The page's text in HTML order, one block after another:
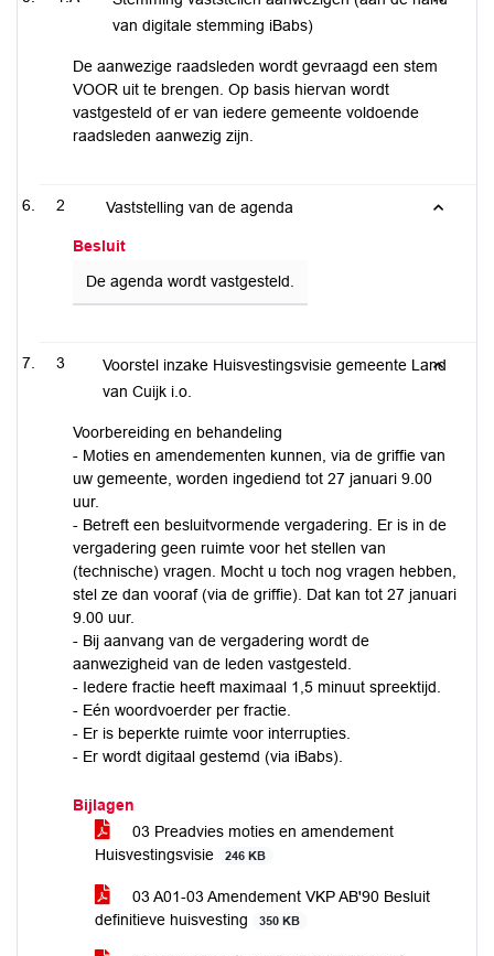
van digitale stemming iBabs)
De aanwezige raadsleden wordt gevraagd een stem
VOOR uit te brengen. Op basis hiervan wordt
vastgesteld of er van iedere gemeente voldoende
raadsleden aanwezig zijn.
2 Vaststelling van de agenda
Besluit
De agenda wordt vastgesteld.
3
Voorstel inzake Huisvestingsvisie gemeente Land
van Cuijk i.o.
Voorbereiding en behandeling
- Moties en amendementen kunnen, via de griffie van
uw gemeente, worden ingediend tot 27 januari 9.00
uur.
- Betreft een besluitvormende vergadering. Er is in de
vergadering geen ruimte voor het stellen van
(technische) vragen. Mocht u toch nog vragen hebben,
stel ze dan vooraf (via de griffie). Dat kan tot 27 januari
9.00 uur.
- Bij aanvang van de vergadering wordt de
aanwezigheid van de leden vastgesteld.
- Iedere fractie heeft maximaal 1,5 minuut spreektijd.
- Eén woordvoerder per fractie.
- Er is beperkte ruimte voor interrupties.
- Er wordt digitaal gestemd (via iBabs).
Bijlagen
03 Preadvies moties en amendement
Huisvestingsvisie
246 KB
03 A01-03 Amendement VKP AB'90 Besluit
definitieve huisvesting
350 KB